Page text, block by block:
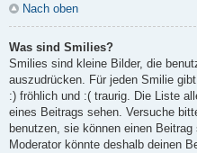
Nach oben
Was sind Smilies?
Smilies sind kleine Bilder, die
auszudrücken. Für jeden Smilie
:) fröhlich und :( traurig. Die Liste
eines Beitrags sehen. Versuche
benutzen, sie können einen
Moderator könnte deshalb deinen